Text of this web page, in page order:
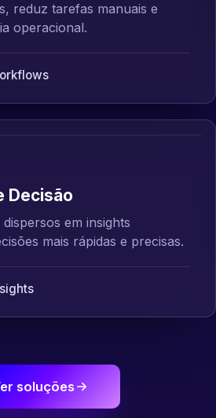
reduz tarefas manuais e
operacional.
Decisão
em insights
mais rápidas e precisas.
soluções